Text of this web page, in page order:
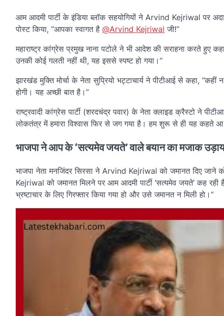
आम आदमी पार्टी के इंडिया ब्लॉक सहयोगियों ने Arvind Kejriwal पर
पोस्ट किया, “आपका स्वागत है @Arvind Kejriwal जी!”
महाराष्ट्र कांग्रेस प्रमुख नाना पटोले ने भी आदेश की सराहना करते
उनकी कोई गलती नहीं थी, यह इससे स्पष्ट हो गया।”
झारखंड मुक्ति मोर्चा के नेता सुप्रियो भट्टाचार्य ने पीटीआई से कहा,
होगी। यह अच्छी बात है।”
राष्ट्रवादी कांग्रेस पार्टी (शरदचंद्र पवार) के नेता क्लाइड क्रैस्टो ने
लोकतंत्र में हमारा विश्वास फिर से जग गया है। हम शुरू से ही यह कहते
भाजपा ने आप के ‘सत्यमेव जयते’ वाले बयान का मजाक
भाजपा नेता मनजिंदर सिरसा ने Arvind Kejriwal को जमानत दिए
Kejriwal को जमानत मिलने पर आम आदमी पार्टी ‘सत्यमेव जयते’ कह रही
भ्रष्टाचार के लिए गिरफ्तार किया गया हो और उसे जमानत न मिली हो।”